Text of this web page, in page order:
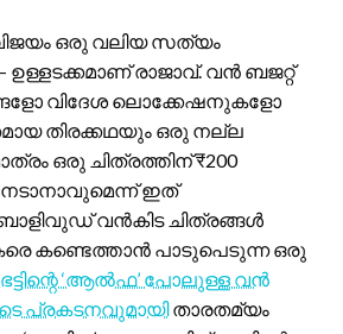
ഒരു വലിയ സത്യം
രാജാവ്. വൻ ബജറ്റ്
വിദേശ ലൊക്കേഷനുകളോ
തിരക്കഥയും ഒരു നല്ല
ഒരു ചിത്രത്തിന് ₹200
ഇത്
വൻകിട ചിത്രങ്ങൾ
കണ്ടെത്താൻ പാടുപെടുന്ന ഒരു
‘ആൽഫ’ പോലുള്ള വൻ
പ്രകടനവുമായിതാരതമ്യം